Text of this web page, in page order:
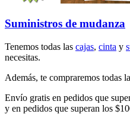
Suministros de mudanza
Tenemos todas las cajas, cinta y
necesitas.
Además, te compraremos todas
Envío gratis en pedidos que
y en pedidos que superan los